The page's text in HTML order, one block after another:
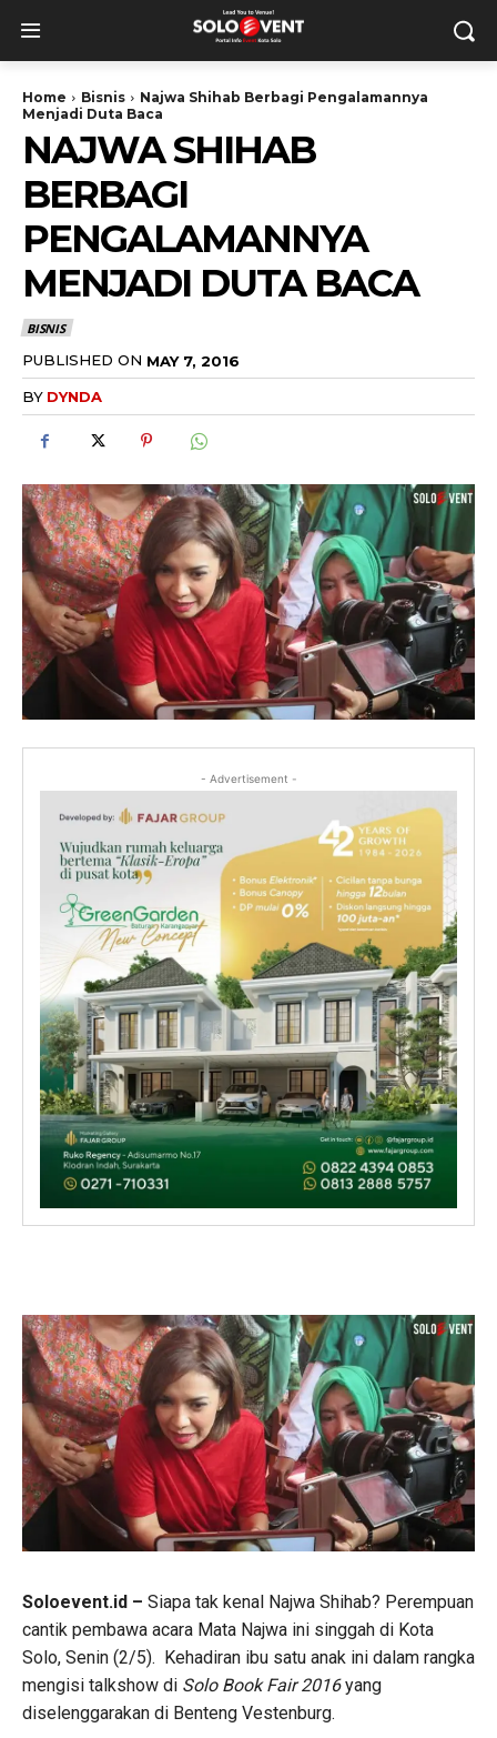
Home Bisnis
Najwa Shihab Berbagi Pengalamannya
Menjadi Duta Baca
NAJWA SHIHAB
BERBAGI
PENGALAMANNYA
MENJADI DUTA BACA
BISNIS
PUBLISHED ON MAY 7, 2016
BY DYNDA
- Advertisement -
Soloevent.id – Siapa tak kenal Najwa Shihab? Perempuan
cantik pembawa acara Mata Najwa ini singgah di Kota
Solo, Senin (2/5). Kehadiran ibu satu anak ini dalam rangka
mengisi talkshow di Solo Book Fair 2016yang
diselenggarakan di Benteng Vestenburg.